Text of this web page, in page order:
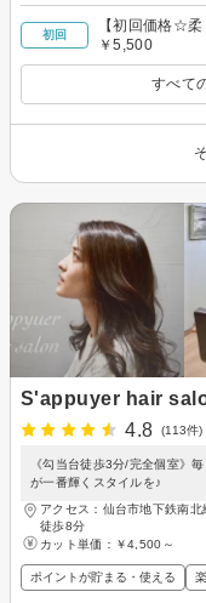
初回
【初回価格☆
￥5,500
すべて
S'appuyer hair
4.8
(113件)
《勾当台徒歩3分/完全個室》
が一番輝くスタイルを♪
アクセス：仙台市地下鉄南
徒歩8分
カット単価： ￥4,500～
ポイントが貯まる・使える